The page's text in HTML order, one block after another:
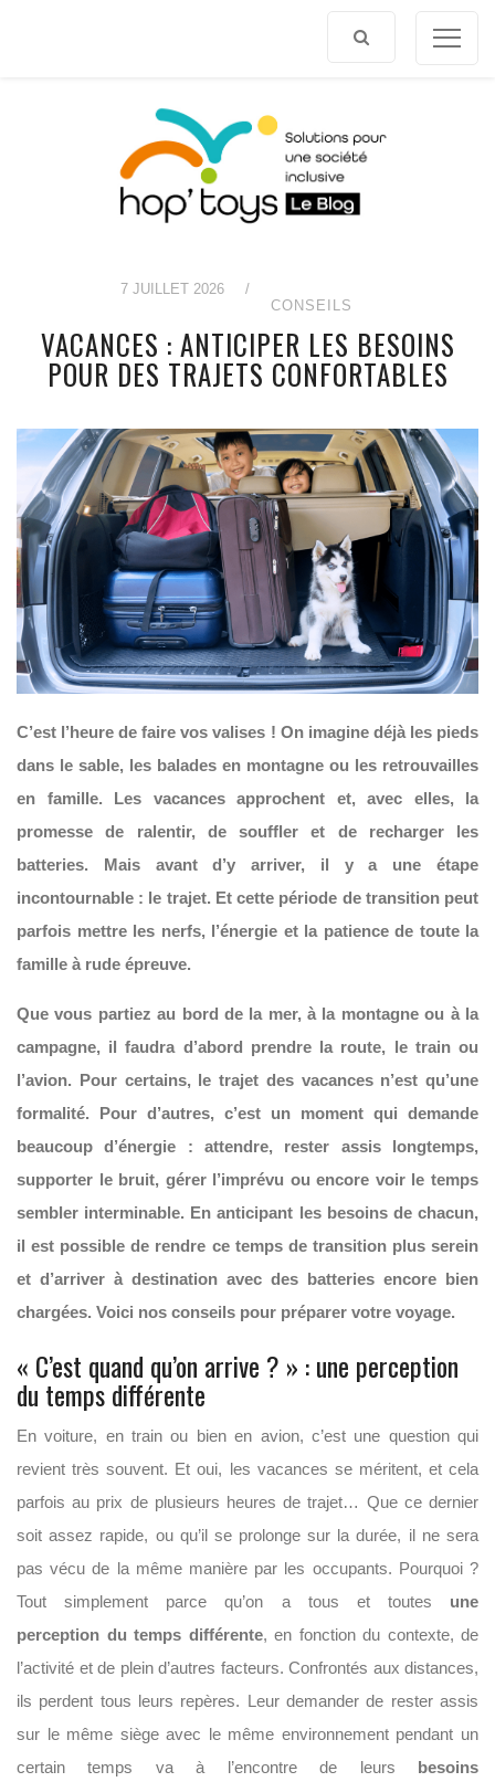
7 JUILLET 2026
/
CONSEILS
VACANCES : ANTICIPER LES BESOINS
POUR DES TRAJETS CONFORTABLES
C’est l’heure de faire vos valises ! On imagine déjà les pieds
dans le sable, les balades en montagne ou les retrouvailles
en famille. Les vacances approchent et, avec elles, la
promesse de ralentir, de souffler et de recharger les
batteries. Mais avant d’y arriver, il y a une étape
incontournable : le trajet. Et cette période de transition peut
parfois mettre les nerfs, l’énergie et la patience de toute la
famille à rude épreuve.
Que vous partiez au bord de la mer, à la montagne ou à la
campagne, il faudra d’abord prendre la route, le train ou
l’avion. Pour certains, le trajet des vacances n’est qu’une
formalité. Pour d’autres, c’est un moment qui demande
beaucoup d’énergie : attendre, rester assis longtemps,
supporter le bruit, gérer l’imprévu ou encore voir le temps
sembler interminable. En anticipant les besoins de chacun,
il est possible de rendre ce temps de transition plus serein
et d’arriver à destination avec des batteries encore bien
chargées. Voici nos conseils pour préparer votre voyage.
« C’est quand qu’on arrive ? » : une perception
du temps différente
En voiture, en train ou bien en avion, c’est une question qui
revient très souvent. Et oui, les vacances se méritent, et cela
parfois au prix de plusieurs heures de trajet… Que ce dernier
soit assez rapide, ou qu’il se prolonge sur la durée, il ne sera
pas vécu de la même manière par les occupants. Pourquoi ?
Tout simplement parce qu’on a tous et toutes une
perception du temps différente, en fonction du contexte, de
l’activité et de plein d’autres facteurs. Confrontés aux distances,
ils perdent tous leurs repères. Leur demander de rester assis
sur le même siège avec le même environnement pendant un
certain temps va à l’encontre de leurs besoins